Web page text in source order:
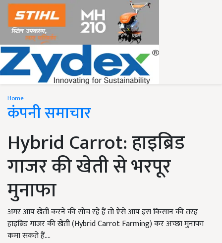
Home
कंपनी समाचार
Hybrid Carrot: हाइब्रिड
गाजर की खेती से भरपूर
मुनाफा
अगर आप खेती करने की सोच रहे हैं तो ऐसे आप इस किसान की तरह
हाइब्रिड गाजर की खेती (Hybrid Carrot Farming) कर अच्छा मुनाफा
कमा सकते हैं....